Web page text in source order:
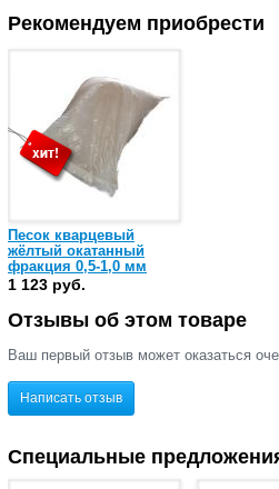
Рекомендуем приобрести
Песок кварцевый
жёлтый окатанный
фракция 0,5-1,0 мм
(мешок 25 кг)
1 123 руб.
Отзывы об этом товаре
Ваш первый отзыв может оказаться
Написать отзыв
Специальные